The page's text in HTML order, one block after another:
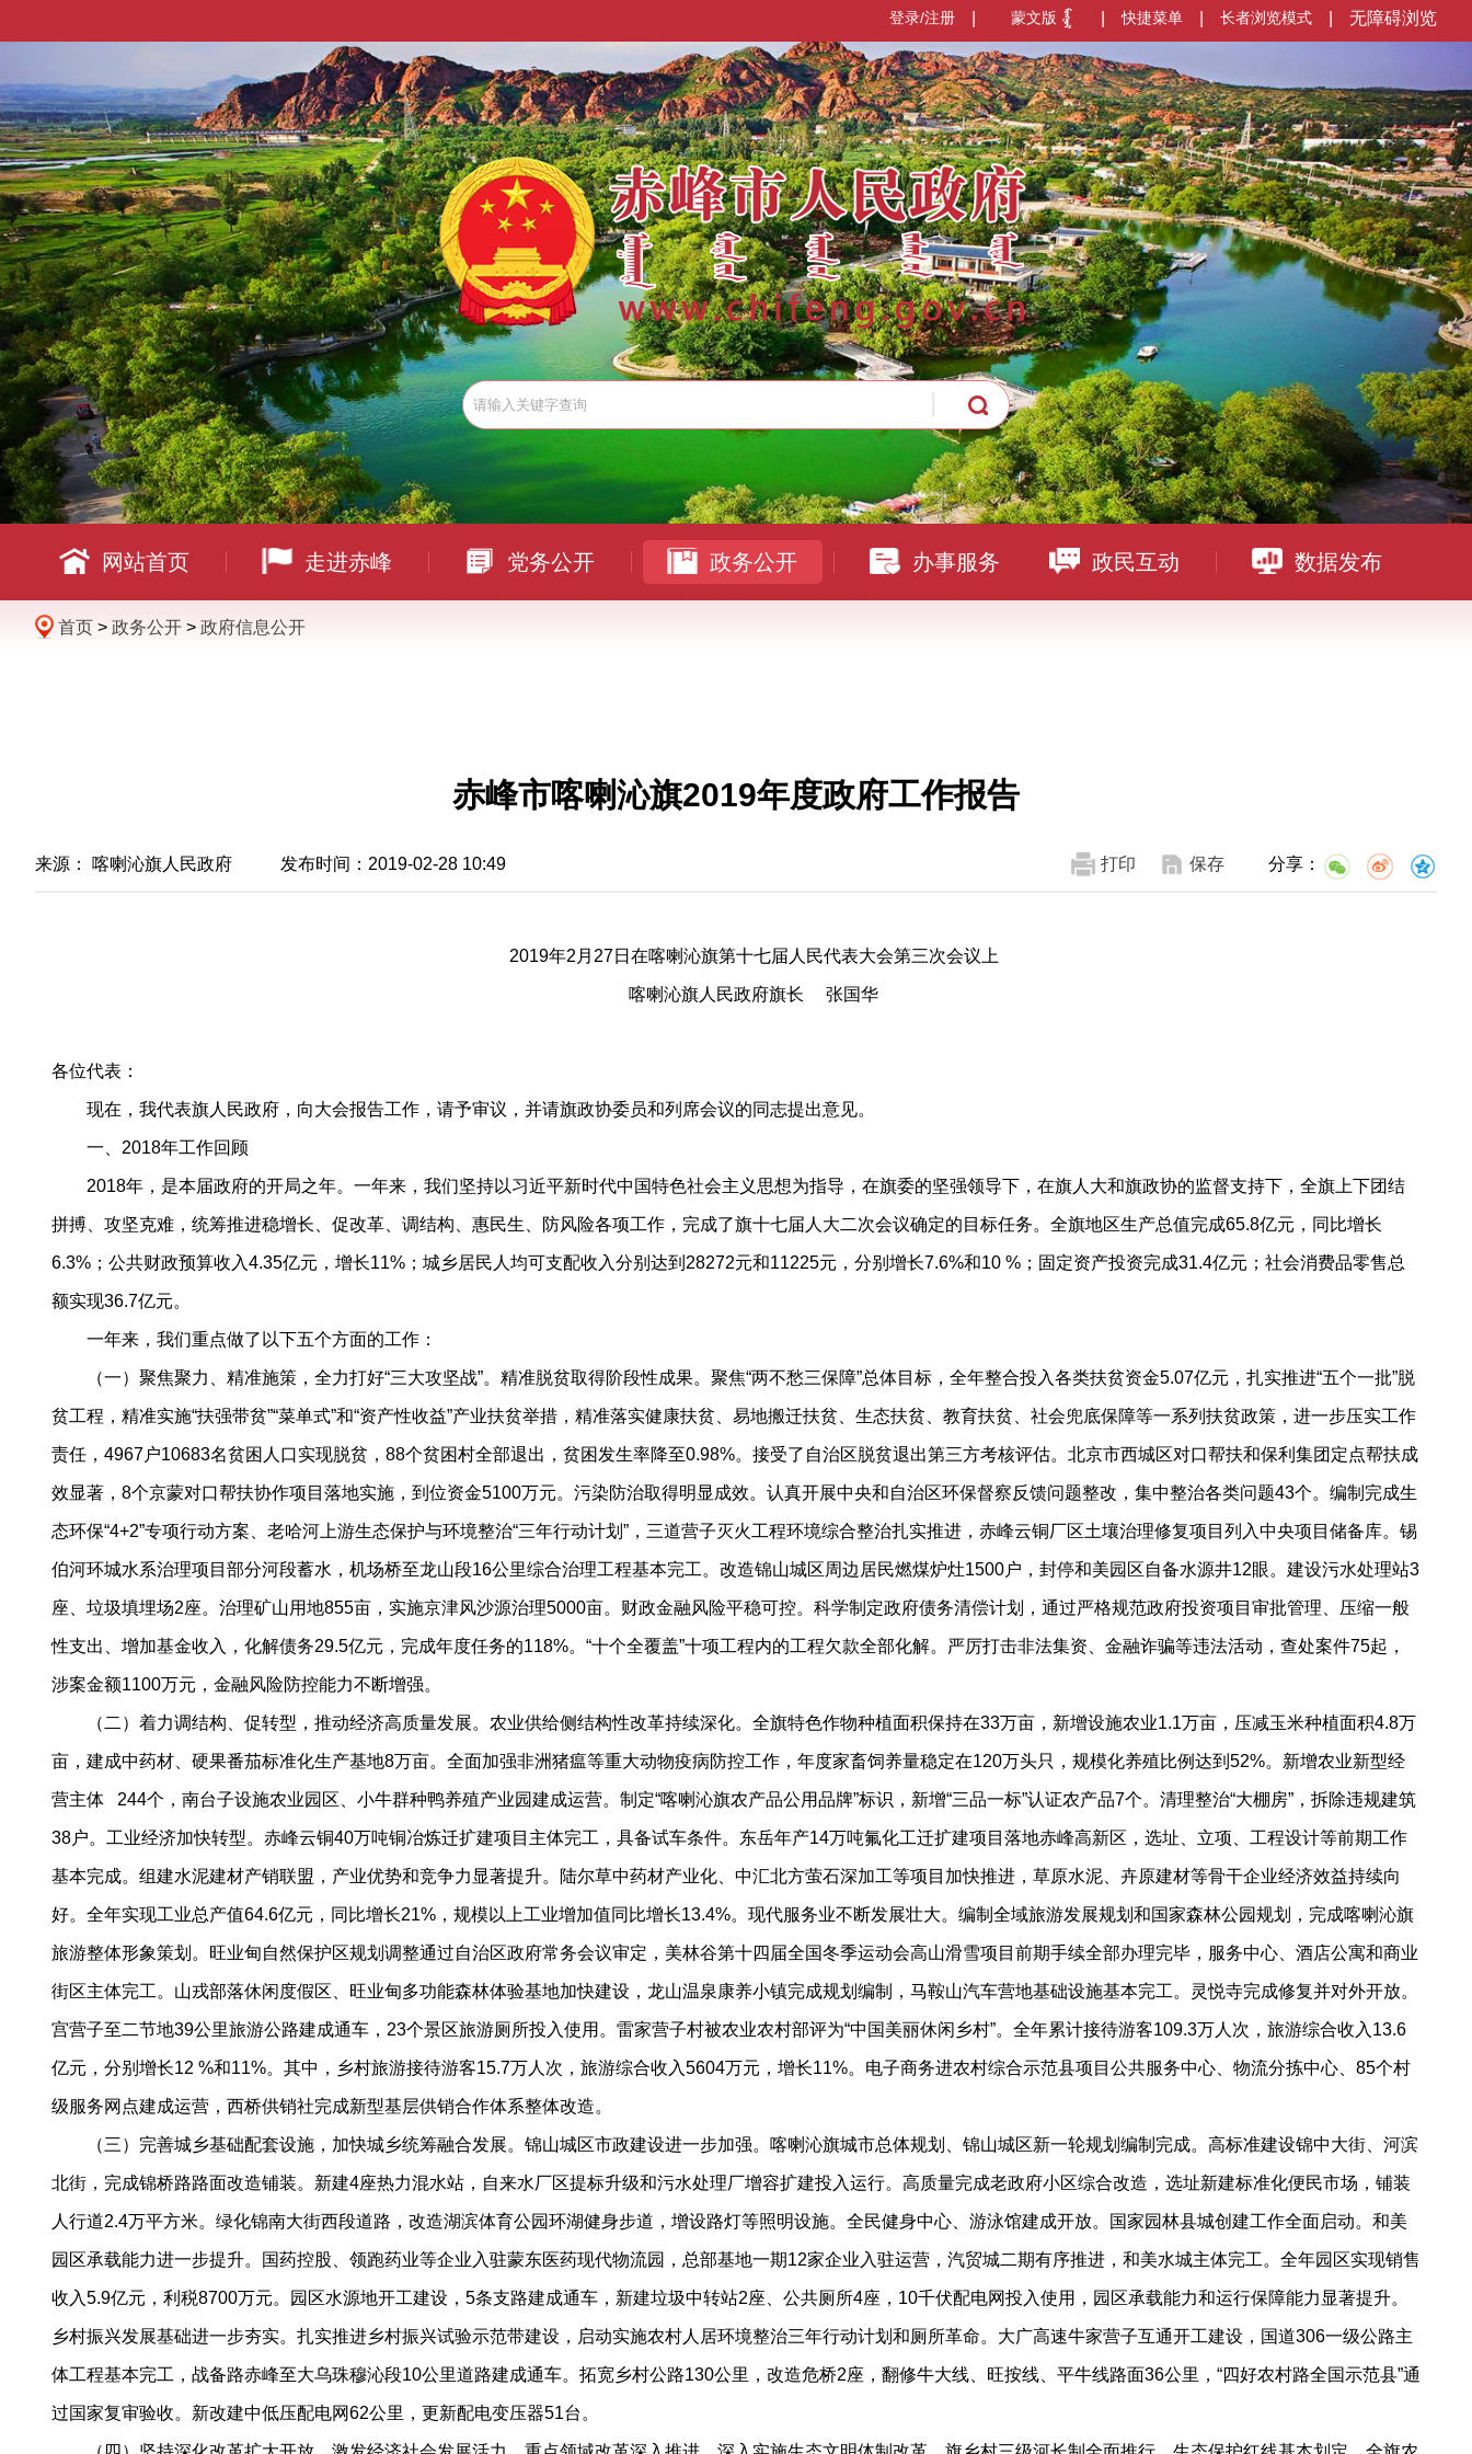
无障碍浏览
长者浏览模式
快捷菜单
蒙文版
登录/注册
网站首页 走进赤峰 党务公开 政务公开 办事服务 政民互动 数据发布
首页 > 政务公开 > 政府信息公开
赤峰市喀喇沁旗2019年度政府工作报告
来源： 喀喇沁旗人民政府 发布时间：2019-02-28 10:49 打印 保存 分享：
2019年2月27日在喀喇沁旗第十七届人民代表大会第三次会议上
喀喇沁旗人民政府旗长 张国华
各位代表：
现在，我代表旗人民政府，向大会报告工作，请予审议，并请旗政协委员和列席会议的同志提出意见。
一、2018年工作回顾
2018年，是本届政府的开局之年。一年来，我们坚持以习近平新时代中国特色社会主义思想为指导，在旗委的坚强领导下，在旗人大和旗政协的监督支持下，全旗上下团结
拼搏、攻坚克难，统筹推进稳增长、促改革、调结构、惠民生、防风险各项工作，完成了旗十七届人大二次会议确定的目标任务。全旗地区生产总值完成65.8亿元，同比增长
6.3%；公共财政预算收入4.35亿元，增长11%；城乡居民人均可支配收入分别达到28272元和11225元，分别增长7.6%和10 %；固定资产投资完成31.4亿元；社会消费品零售总
额实现36.7亿元。
一年来，我们重点做了以下五个方面的工作：
（一）聚焦聚力、精准施策，全力打好“三大攻坚战”。精准脱贫取得阶段性成果。聚焦“两不愁三保障”总体目标，全年整合投入各类扶贫资金5.07亿元，扎实推进“五个一批”脱
贫工程，精准实施“扶强带贫”“菜单式”和“资产性收益”产业扶贫举措，精准落实健康扶贫、易地搬迁扶贫、生态扶贫、教育扶贫、社会兜底保障等一系列扶贫政策，进一步压实工作
责任，4967户10683名贫困人口实现脱贫，88个贫困村全部退出，贫困发生率降至0.98%。接受了自治区脱贫退出第三方考核评估。北京市西城区对口帮扶和保利集团定点帮扶成
效显著，8个京蒙对口帮扶协作项目落地实施，到位资金5100万元。污染防治取得明显成效。认真开展中央和自治区环保督察反馈问题整改，集中整治各类问题43个。编制完成生
态环保“4+2”专项行动方案、老哈河上游生态保护与环境整治“三年行动计划”，三道营子灭火工程环境综合整治扎实推进，赤峰云铜厂区土壤治理修复项目列入中央项目储备库。锡
伯河环城水系治理项目部分河段蓄水，机场桥至龙山段16公里综合治理工程基本完工。改造锦山城区周边居民燃煤炉灶1500户，封停和美园区自备水源井12眼。建设污水处理站3
座、垃圾填埋场2座。治理矿山用地855亩，实施京津风沙源治理5000亩。财政金融风险平稳可控。科学制定政府债务清偿计划，通过严格规范政府投资项目审批管理、压缩一般
性支出、增加基金收入，化解债务29.5亿元，完成年度任务的118%。“十个全覆盖”十项工程内的工程欠款全部化解。严厉打击非法集资、金融诈骗等违法活动，查处案件75起，
涉案金额1100万元，金融风险防控能力不断增强。
（二）着力调结构、促转型，推动经济高质量发展。农业供给侧结构性改革持续深化。全旗特色作物种植面积保持在33万亩，新增设施农业1.1万亩，压减玉米种植面积4.8万
亩，建成中药材、硬果番茄标准化生产基地8万亩。全面加强非洲猪瘟等重大动物疫病防控工作，年度家畜饲养量稳定在120万头只，规模化养殖比例达到52%。新增农业新型经
营主体 244个，南台子设施农业园区、小牛群种鸭养殖产业园建成运营。制定“喀喇沁旗农产品公用品牌”标识，新增“三品一标”认证农产品7个。清理整治“大棚房”，拆除违规建筑
38户。工业经济加快转型。赤峰云铜40万吨铜冶炼迁扩建项目主体完工，具备试车条件。东岳年产14万吨氟化工迁扩建项目落地赤峰高新区，选址、立项、工程设计等前期工作
基本完成。组建水泥建材产销联盟，产业优势和竞争力显著提升。陆尔草中药材产业化、中汇北方萤石深加工等项目加快推进，草原水泥、卉原建材等骨干企业经济效益持续向
好。全年实现工业总产值64.6亿元，同比增长21%，规模以上工业增加值同比增长13.4%。现代服务业不断发展壮大。编制全域旅游发展规划和国家森林公园规划，完成喀喇沁旗
旅游整体形象策划。旺业甸自然保护区规划调整通过自治区政府常务会议审定，美林谷第十四届全国冬季运动会高山滑雪项目前期手续全部办理完毕，服务中心、酒店公寓和商业
街区主体完工。山戎部落休闲度假区、旺业甸多功能森林体验基地加快建设，龙山温泉康养小镇完成规划编制，马鞍山汽车营地基础设施基本完工。灵悦寺完成修复并对外开放。
宫营子至二节地39公里旅游公路建成通车，23个景区旅游厕所投入使用。雷家营子村被农业农村部评为“中国美丽休闲乡村”。全年累计接待游客109.3万人次，旅游综合收入13.6
亿元，分别增长12 %和11%。其中，乡村旅游接待游客15.7万人次，旅游综合收入5604万元，增长11%。电子商务进农村综合示范县项目公共服务中心、物流分拣中心、85个村
级服务网点建成运营，西桥供销社完成新型基层供销合作体系整体改造。
（三）完善城乡基础配套设施，加快城乡统筹融合发展。锦山城区市政建设进一步加强。喀喇沁旗城市总体规划、锦山城区新一轮规划编制完成。高标准建设锦中大街、河滨
北街，完成锦桥路路面改造铺装。新建4座热力混水站，自来水厂区提标升级和污水处理厂增容扩建投入运行。高质量完成老政府小区综合改造，选址新建标准化便民市场，铺装
人行道2.4万平方米。绿化锦南大街西段道路，改造湖滨体育公园环湖健身步道，增设路灯等照明设施。全民健身中心、游泳馆建成开放。国家园林县城创建工作全面启动。和美
园区承载能力进一步提升。国药控股、领跑药业等企业入驻蒙东医药现代物流园，总部基地一期12家企业入驻运营，汽贸城二期有序推进，和美水城主体完工。全年园区实现销售
收入5.9亿元，利税8700万元。园区水源地开工建设，5条支路建成通车，新建垃圾中转站2座、公共厕所4座，10千伏配电网投入使用，园区承载能力和运行保障能力显著提升。
乡村振兴发展基础进一步夯实。扎实推进乡村振兴试验示范带建设，启动实施农村人居环境整治三年行动计划和厕所革命。大广高速牛家营子互通开工建设，国道306一级公路主
体工程基本完工，战备路赤峰至大乌珠穆沁段10公里道路建成通车。拓宽乡村公路130公里，改造危桥2座，翻修牛大线、旺按线、平牛线路面36公里，“四好农村路全国示范县”通
过国家复审验收。新改建中低压配电网62公里，更新配电变压器51台。